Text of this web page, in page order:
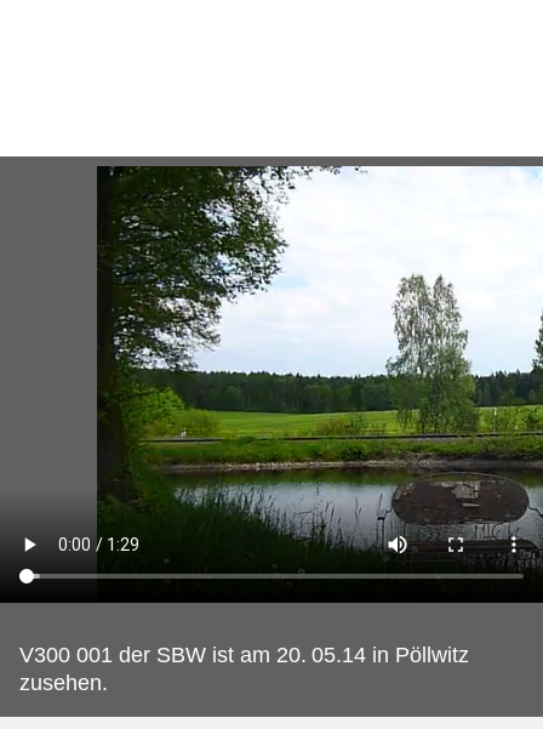
V300 001 der SBW ist am 20. 05.14 in Pöllwitz
zusehen.